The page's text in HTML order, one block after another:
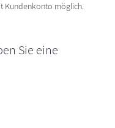
Kundenkonto möglich.
Sie eine